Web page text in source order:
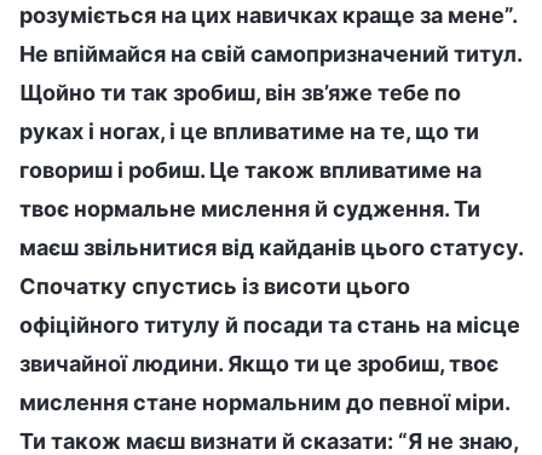
розуміється на цих навичках краще за мене”.
Не впіймайся на свій самопризначений титул.
Щойно ти так зробиш, він зв’яже тебе по
руках і ногах, і це впливатиме на те, що ти
говориш і робиш. Це також впливатиме на
твоє нормальне мислення й судження. Ти
маєш звільнитися від кайданів цього статусу.
Спочатку спустись із висоти цього
офіційного титулу й посади та стань на місце
звичайної людини. Якщо ти це зробиш, твоє
мислення стане нормальним до певної міри.
Ти також маєш визнати й сказати: “Я не знаю,